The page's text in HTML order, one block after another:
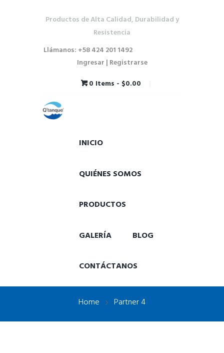
Productos de Alta Calidad, Durabilidad y
Resistencia
Llámanos: +58 424 201 1492
Ingresar | Registrarse
0 Items - $0.00
INICIO
QUIÉNES SOMOS
PRODUCTOS
GALERÍA BLOG
CONTÁCTANOS
Home Partner 4